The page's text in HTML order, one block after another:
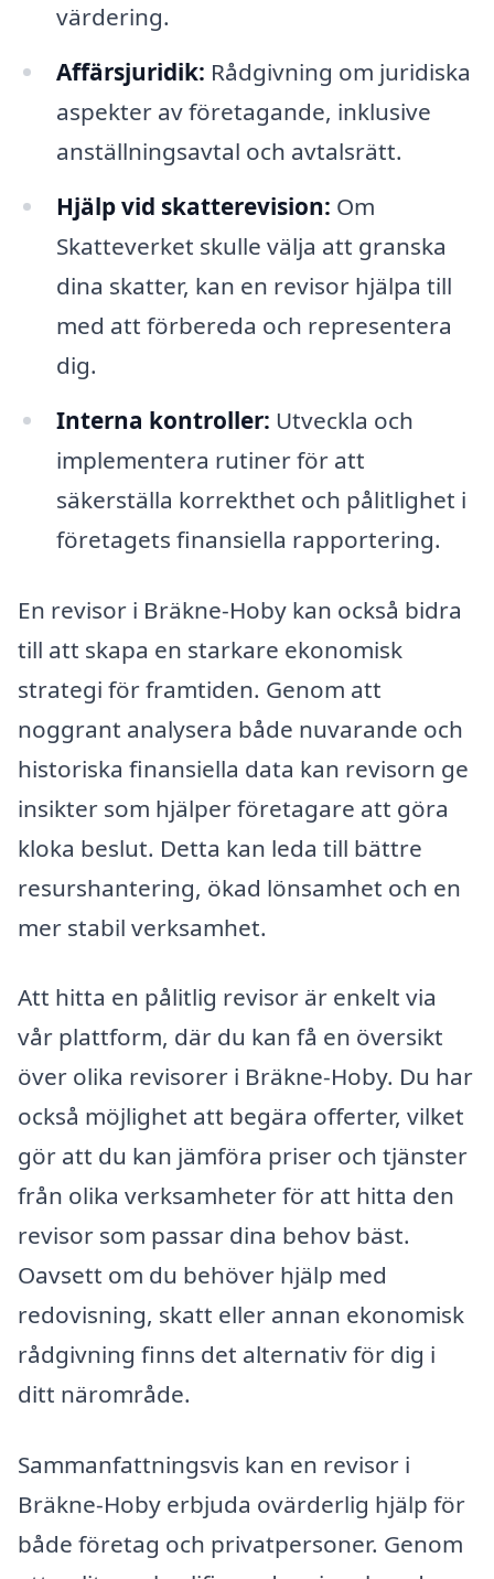
värdering.
Affärsjuridik: Rådgivning om juridiska
aspekter av företagande, inklusive
anställningsavtal och avtalsrätt.
Hjälp vid skatterevision: Om
Skatteverket skulle välja att granska
dina skatter, kan en revisor hjälpa till
med att förbereda och representera
dig.
Interna kontroller: Utveckla och
implementera rutiner för att
säkerställa korrekthet och pålitlighet i
företagets finansiella rapportering.
En revisor i Bräkne-Hoby kan också bidra
till att skapa en starkare ekonomisk
strategi för framtiden. Genom att
noggrant analysera både nuvarande och
historiska finansiella data kan revisorn ge
insikter som hjälper företagare att göra
kloka beslut. Detta kan leda till bättre
resurshantering, ökad lönsamhet och en
mer stabil verksamhet.
Att hitta en pålitlig revisor är enkelt via
vår plattform, där du kan få en översikt
över olika revisorer i Bräkne-Hoby. Du har
också möjlighet att begära offerter, vilket
gör att du kan jämföra priser och tjänster
från olika verksamheter för att hitta den
revisor som passar dina behov bäst.
Oavsett om du behöver hjälp med
redovisning, skatt eller annan ekonomisk
rådgivning finns det alternativ för dig i
ditt närområde.
Sammanfattningsvis kan en revisor i
Bräkne-Hoby erbjuda ovärderlig hjälp för
både företag och privatpersoner. Genom